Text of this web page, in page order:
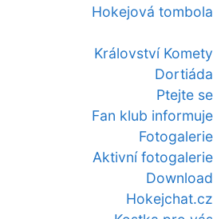
Hokejová tombola
Království Komety
Dortiáda
Ptejte se
Fan klub informuje
Fotogalerie
Aktivní fotogalerie
Download
Hokejchat.cz